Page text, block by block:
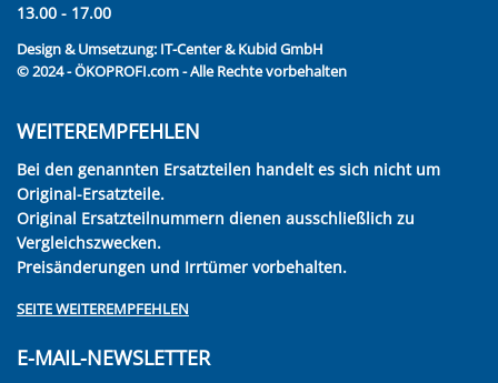
13.00 - 17.00
Design & Umsetzung: IT-Center & Kubid GmbH
© 2024 - ÖKOPROFI.com - Alle Rechte vorbehalten
WEITEREMPFEHLEN
Bei den genannten Ersatzteilen handelt es sich nicht um
Original-Ersatzteile.
Original Ersatzteilnummern dienen ausschließlich zu
Vergleichszwecken.
Preisänderungen und Irrtümer vorbehalten.
SEITE WEITEREMPFEHLEN
E-MAIL-NEWSLETTER